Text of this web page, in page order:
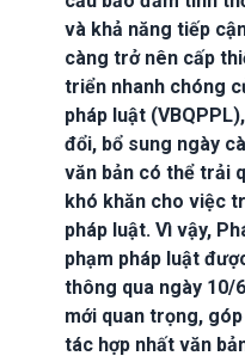
và khả năng tiếp
càng trở nên cấp
triển nhanh chóng
pháp luật
đổi, bổ sung ngày
văn bản có thể trải
khó khăn cho việc
pháp luật. Vì vậy,
phạm pháp luật
thông qua ngày 10/
mới quan trọng,
tác hợp nhất văn